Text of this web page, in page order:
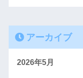
アーカイブ
2026年5月